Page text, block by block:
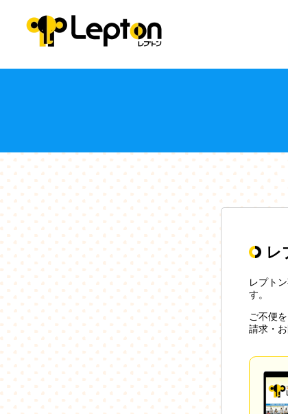
レ
レプト
す。
ご不便
請求・